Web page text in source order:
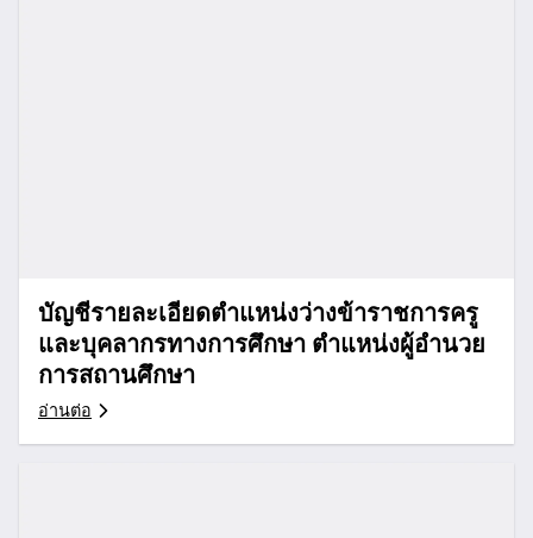
บัญชีรายละเอียดตำแหน่งว่างข้าราชการครู
และบุคลากรทางการศึกษา ตำแหน่งผู้อำนวย
การสถานศึกษา
อ่านต่อ